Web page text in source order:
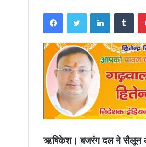
email
FacebookTwitter LinkedIn
ऋ​षिकेश। बजरंग दल ने सैलून और